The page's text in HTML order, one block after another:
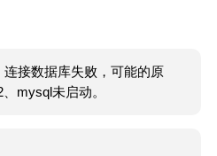
接数据库失败，可能的原
mysql未启动。